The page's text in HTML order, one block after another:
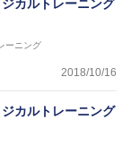
カルトレーニング
ーニング
2018/10/16
カルトレーニング